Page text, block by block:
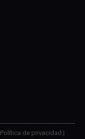
Política de privacidad |